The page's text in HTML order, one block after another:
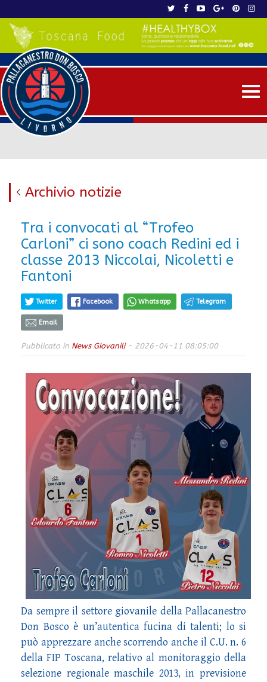
Archivio notizie
Tra i convocati al “Trofeo
Carloni” ci sono coach Redini ed i
classe 2013 Niccolai, Nicoletti e
Fantoni
Twitter Facebook Whatsapp Telegram
Email
Pubblicato in News Giovanili- 2026-04-11 08:05:00
Da sempre il settore giovanile della Pallacanestro
Don Bosco è un’autentica fucina di talenti; lo si
può apprezzare anche scorrendo anche il C.U. n. 6
della FIP Toscana, relativo al monitoraggio della
selezione regionale maschile 2013, in previsione